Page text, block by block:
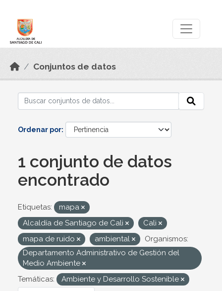
Conjuntos de datos
Ordenar por
1 conjunto de datos
encontrado
Etiquetas:
mapa
Alcaldía de Santiago de Cali
Cali
mapa de ruido
ambiental
Organismos:
Departamento Administrativo de Gestión del
Medio Ambiente
Temáticas:
Ambiente y Desarrollo Sostenible